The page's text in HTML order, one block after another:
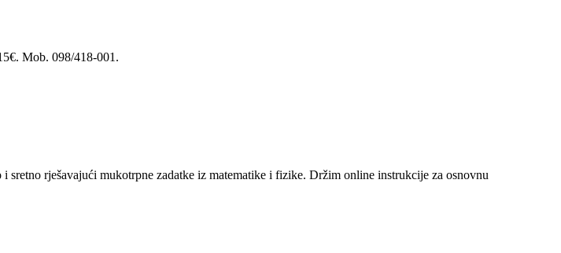
Mob. 098/418-001.
rješavajući mukotrpne zadatke iz matematike i fizike. Držim online instrukcije za osnovnu